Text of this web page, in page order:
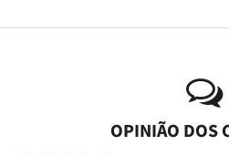
OPINIÃO DOS